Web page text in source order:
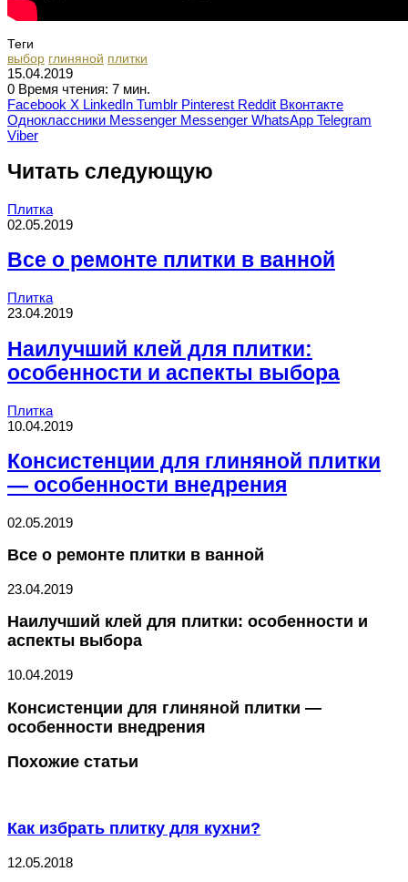
Теги
выбор глиняной плитки
15.04.2019
0 Время чтения: 7 мин.
Facebook X LinkedIn Tumblr Pinterest Reddit Вконтакте
Одноклассники Messenger Messenger WhatsApp Telegram
Viber
Читать следующую
Плитка
02.05.2019
Все о ремонте плитки в ванной
Плитка
23.04.2019
Наилучший клей для плитки:
особенности и аспекты выбора
Плитка
10.04.2019
Консистенции для глиняной плитки
— особенности внедрения
02.05.2019
Все о ремонте плитки в ванной
23.04.2019
Наилучший клей для плитки: особенности и
аспекты выбора
10.04.2019
Консистенции для глиняной плитки —
особенности внедрения
Похожие статьи
Как избрать плитку для кухни?
12.05.2018